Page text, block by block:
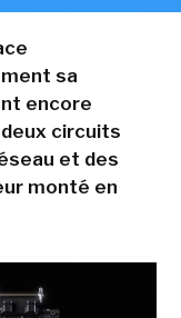
sa
encore
circuits
et des
monté en